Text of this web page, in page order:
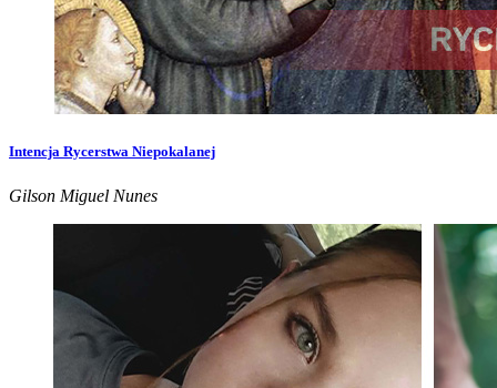
Intencja Rycerstwa Niepokalanej
Gilson Miguel Nunes